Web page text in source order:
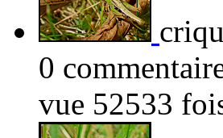
0
vue 52533